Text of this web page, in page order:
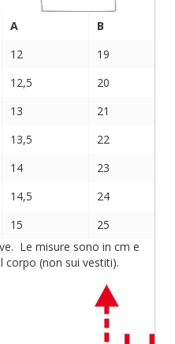
A
B
12
19
12,5
20
13
21
13,5
22
14
23
14,5
24
15
25
Le misure sono in cm e
corpo (non sui vestiti).